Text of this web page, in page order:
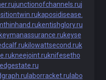
junctionofchannels.ruj
kaposidisease.
kentishglory.ru
keymanassurance.rukeyse
kilowattsecond.ruk
kneejoint.ruknifesetho
laborracket.ru labo